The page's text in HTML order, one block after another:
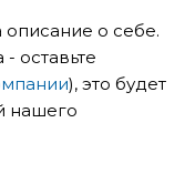
о себе.
оставьте
), это будет
нашего